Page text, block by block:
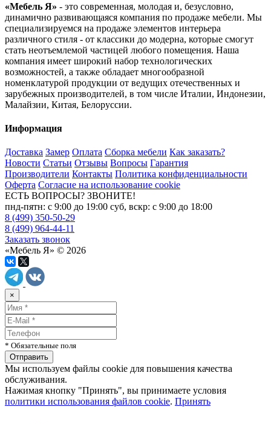
«Мебель Я» - это современная, молодая и, безусловно,
динамично развивающаяся компания по продаже мебели. Мы
специализируемся на продаже элементов интерьера
различного стиля - от классики до модерна, которые смогут
стать неотъемлемой частицей любого помещения. Наша
компания имеет широкий набор технологических
возможностей, а также обладает многообразной
номенклатурой продукции от ведущих отечественных и
зарубежных производителей, в том числе Италии, Индонезии,
Малайзии, Китая, Белоруссии.
Информация
Доставка Замер Оплата Сборка мебели Как заказать?
Новости Статьи Отзывы Вопросы Гарантия
Производители Контакты Политика конфиденциальности
Оферта Согласие на использование cookie
ЕСТЬ ВОПРОСЫ? ЗВОНИТЕ!
пнд-пятн: с 9:00 до 19:00 суб, вскр: с 9:00 до 18:00
8 (499) 350-50-29
8 (499) 964-44-11
Заказать звонок
«Мебель Я» © 2026
×
* Обязательные поля
Мы используем файлы cookie для повышения качества
обслуживания.
Нажимая кнопку "Принять", вы принимаете условия
политики использования файлов cookie. Принять